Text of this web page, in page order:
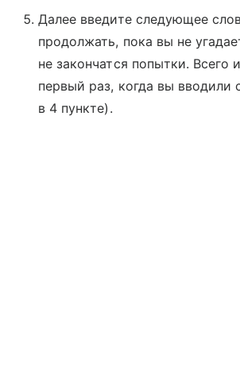
Далее введите следующее
продолжать, пока вы не
не закончатся попытки. Всего
первый раз, когда вы вводили
в 4 пункте).